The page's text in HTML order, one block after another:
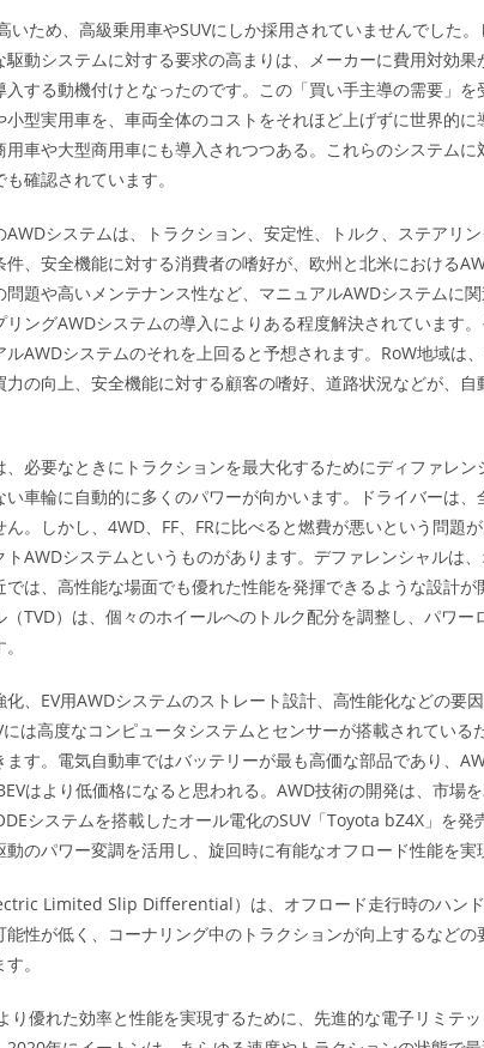
いため、高級乗用車やSUVにしか採用されていませんでした
駆動システムに対する要求の高まりは、メーカーに費用対効
入する動機付けとなったのです。この「買い手主導の需要」
小型実用車を、車両全体のコストをそれほど上げずに世界的
用車や大型商用車にも導入されつつある。これらのシステム
確認されています。
AWDシステムは、トラクション、安定性、トルク、ステアリ
、安全機能に対する消費者の嗜好が、欧州と北米における
題や高いメンテナンス性など、マニュアルAWDシステムに
リングAWDシステムの導入によりある程度解決されています
ルAWDシステムのそれを上回ると予想されます。RoW地域は
力の向上、安全機能に対する顧客の嗜好、道路状況などが、
、必要なときにトラクションを最大化するためにディファレン
い車輪に自動的に多くのパワーが向かいます。ドライバーは
ん。しかし、4WD、FF、FRに比べると燃費が悪いという問題
トAWDシステムというものがあります。デファレンシャルは
では、高性能な場面でも優れた性能を発揮できるような設計
（TVD）は、個々のホイールへのトルク配分を調整し、パワ
、EV用AWDシステムのストレート設計、高性能化などの要
は高度なコンピュータシステムとセンサーが搭載されてい
す。電気自動車ではバッテリーが最も高価な部品であり、
はより低価格になると思われる。AWD技術の開発は、市場
システムを搭載したオール電化のSUV「Toyota bZ4X」を
動のパワー変調を活用し、旋回時に有能なオフロード性能を
Limited Slip Differential）は、オフロード走行時のハン
能性が低く、コーナリング中のトラクションが向上するなど
。
り優れた効率と性能を実現するために、先進的な電子リミテ